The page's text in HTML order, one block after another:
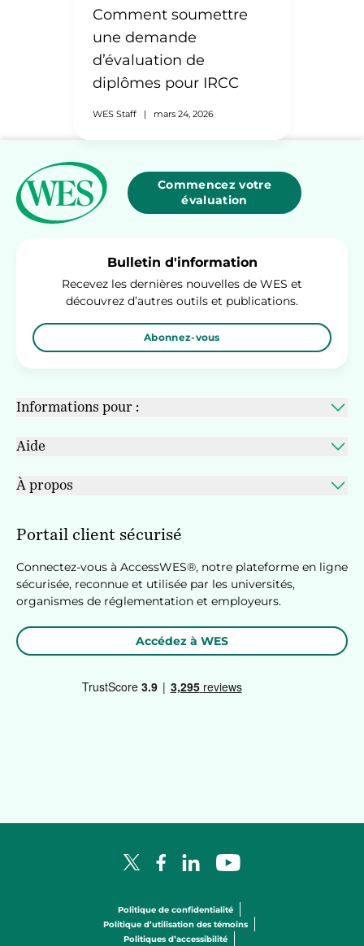
Comment soumettre
une demande
d’évaluation de
diplômes pour IRCC
WES Staff | mars 24, 2026
Commencez votre
évaluation
Bulletin d'information
Recevez les dernières nouvelles de WES et
découvrez d’autres outils et publications.
Abonnez-vous
Informations pour :
Aide
À propos
Portail client sécurisé
Connectez-vous à AccessWES®, notre plateforme en ligne
sécurisée, reconnue et utilisée par les universités,
organismes de réglementation et employeurs.
Accédez à WES
X LogoFacebook Logo
LinkedIn Logo
YouTube Logo
Politique de confidentialité
Politique d’utilisation des témoins
Politiques d’accessibilité